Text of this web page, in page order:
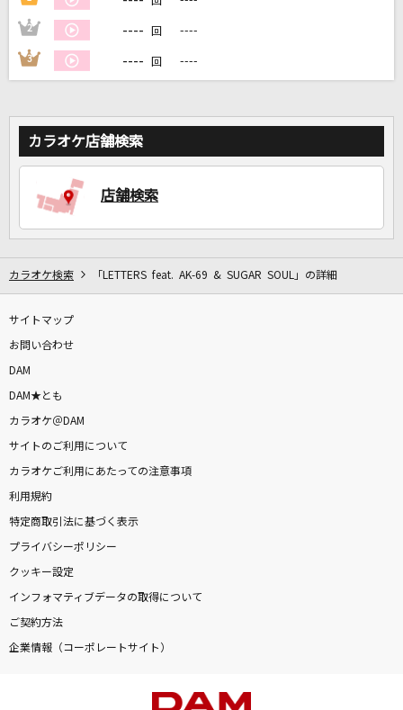
自宅でカラオケ歌い放題！
2 ---- 回 ----
3 ---- 回 ----
カラオケ店舗検索
店舗検索
カラオケ検索 「LETTERS feat. AK-69 & SUGAR SOUL」の詳細
サイトマップ
お問い合わせ
DAM
DAM★とも
カラオケ＠DAM
サイトのご利用について
カラオケご利用にあたっての注意事項
利用規約
特定商取引法に基づく表示
プライバシーポリシー
クッキー設定
インフォマティブデータの取得について
ご契約方法
企業情報（コーポレートサイト）